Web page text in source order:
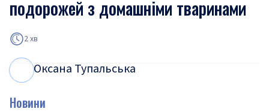
подорожей з домашніми тваринами
2 хв
Оксана Тупальська
Новини